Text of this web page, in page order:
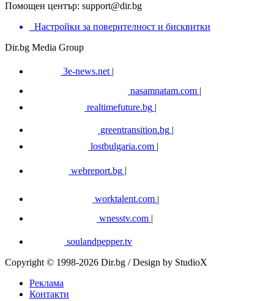
Помощен център: support@dir.bg
Настройки за поверителност и бисквитки
Dir.bg Media Group
3e-news.net |
nasamnatam.com |
realtimefuture.bg |
greentransition.bg |
lostbulgaria.com |
webreport.bg
worktalent.com |
wnesstv.com |
soulandpepper.tv
Copyright © 1998-2026 Dir.bg / Design by StudioX
Реклама
Контакти